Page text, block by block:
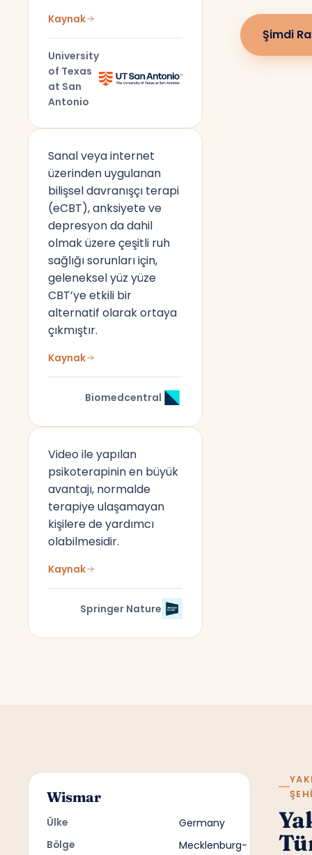
Kaynak
University
of Texas
at San
Antonio
Sanal veya internet
üzerinden uygulanan
bilişsel davranışçı terapi
(eCBT), anksiyete ve
depresyon da dahil
olmak üzere çeşitli ruh
sağlığı sorunları için,
geleneksel yüz yüze
CBT’ye etkili bir
alternatif olarak ortaya
çıkmıştır.
Kaynak
Biomedcentral
Video ile yapılan
psikoterapinin en büyük
avantajı, normalde
terapiye ulaşamayan
kişilere de yardımcı
olabilmesidir.
Kaynak
Springer Nature
Şimdi
Wismar
Ülke Germany
Bölge
Mecklenburg-